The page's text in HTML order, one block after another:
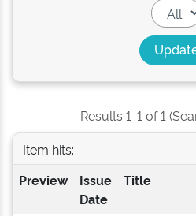
Results 1-1 of 1
Item hits:
Preview
Issue
Date
Title